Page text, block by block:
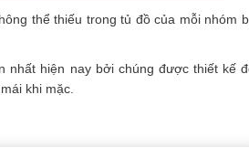
thể thiếu trong tủ đồ của mỗi nhóm
nhất hiện nay bởi chúng được thiết kế
khi mặc.